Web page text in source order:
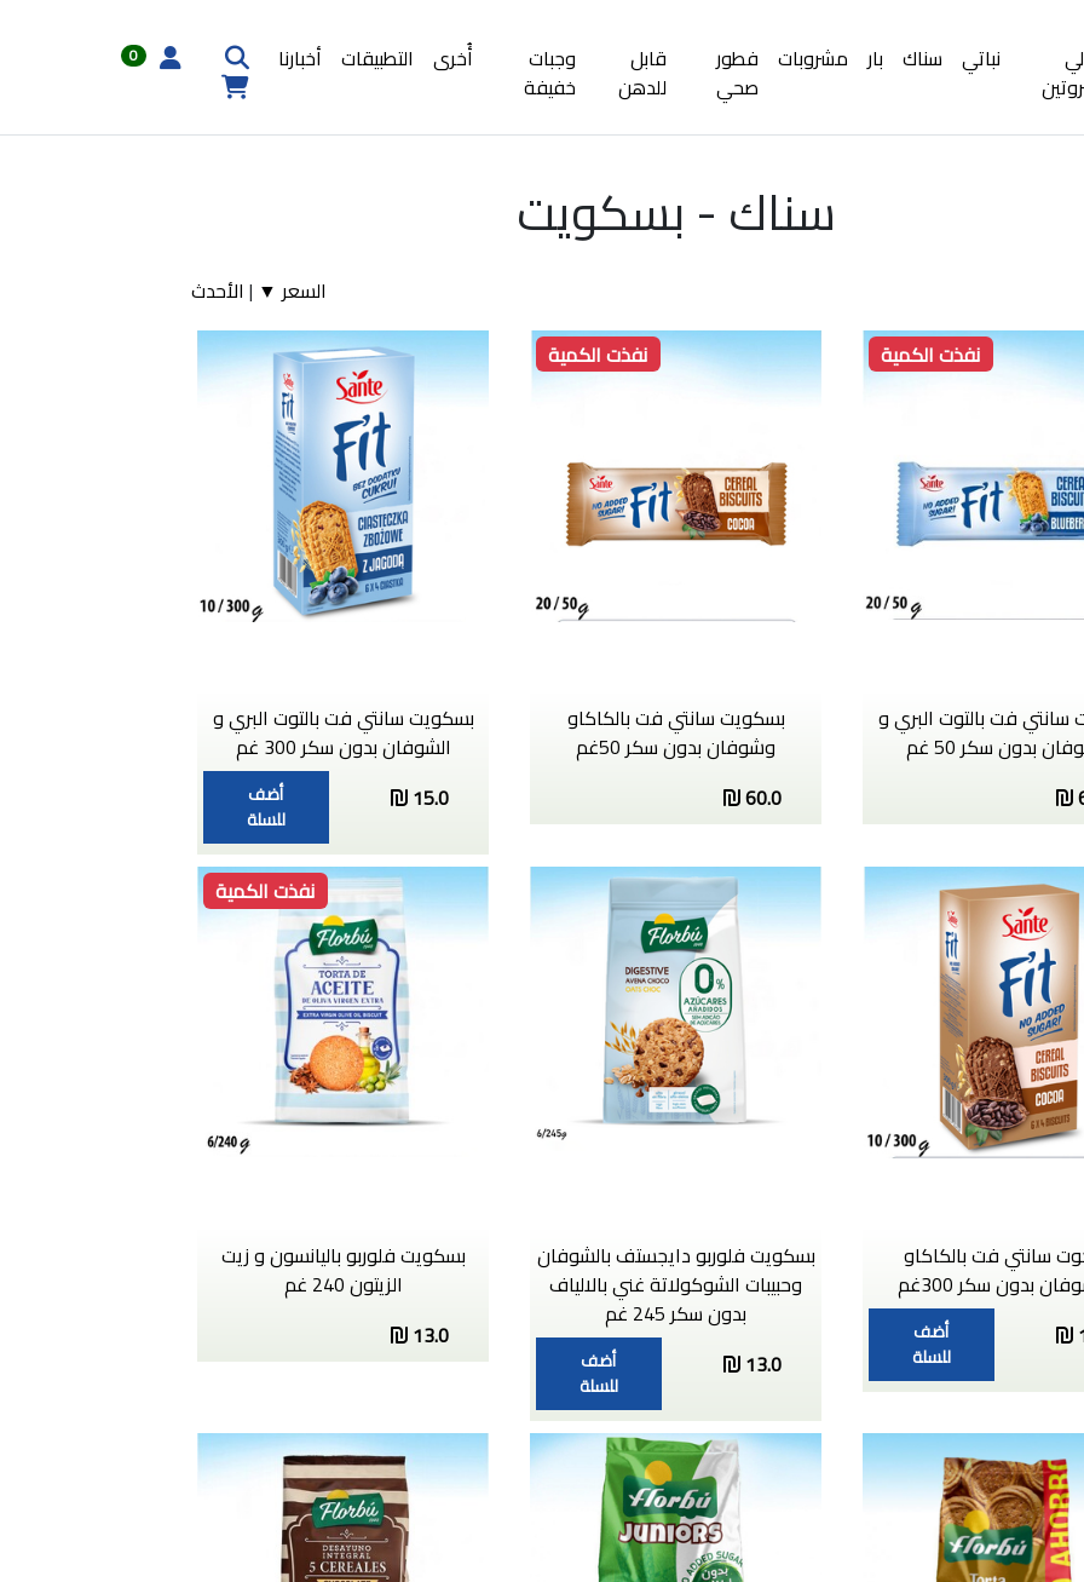
نباتي سناك بار مشروبات فطور
صحي
قابل
للدهن
وجبات
خفيفة
أُخرى التطبيقات أخبارنا 0
سناك - بسكويت
السعر ▼ | الأحدث
نفذت الكمية
فت بالتوت البري و
بدون سكر 50 غم
نفذت الكمية
بسكويت سانتي فت بالكاكاو
وشوفان بدون سكر 50غم
60.0
بسكويت سانتي فت بالتوت البري و
الشوفان بدون سكر 300 غم
15.0
أضف
للسلة
سانتي فت بالكاكاو
بدون سكر 300غم
أضف
للسلة
بسكويت فلوربو دايجستف بالشوفان
وحبيبات الشوكولاتة غني بالالياف
بدون سكر 245 غم
13.0
أضف
للسلة
نفذت الكمية
بسكويت فلوربو باليانسون و زيت
الزيتون 240 غم
13.0